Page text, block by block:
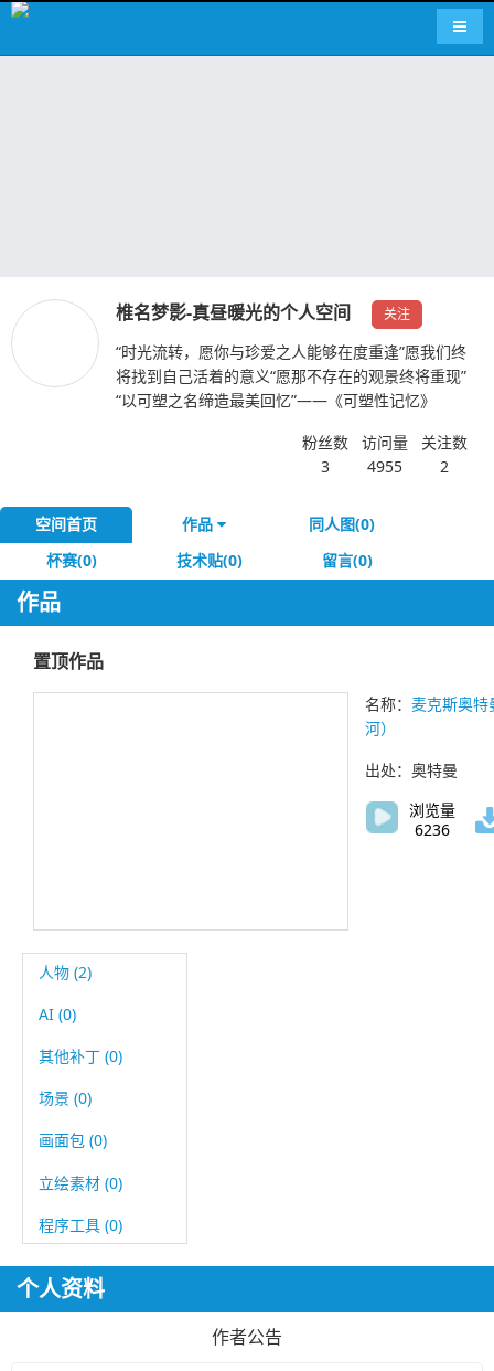
导航
椎名梦影-真昼暖光的个人空间 关注
“时光流转，愿你与珍爱之人能够在度重逢”愿我们终
将找到自己活着的意义“愿那不存在的观景终将重现”
“以可塑之名缔造最美回忆”——《可塑性记忆》
粉丝数
3
访问量
4955
关注数
2
空间首页 作品
同人图(0)
杯赛(0)
技术贴(0) 留言(0)
作品
置顶作品
名称： 麦克斯奥特
河）
出处：奥特曼
浏览量
6236
人物 (2)
AI (0)
其他补丁 (0)
场景 (0)
画面包 (0)
立绘素材 (0)
程序工具 (0)
个人资料
作者公告